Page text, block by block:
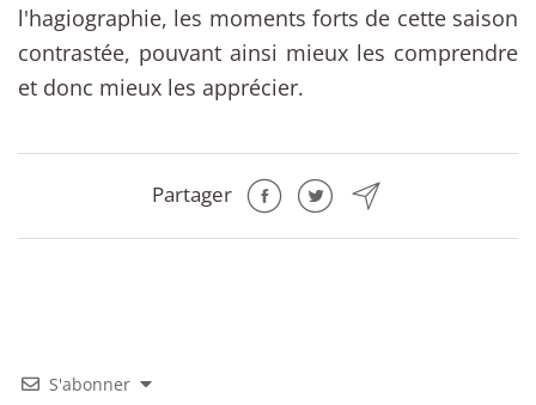
l'hagiographie, les moments forts de cette saison
contrastée, pouvant ainsi mieux les comprendre
et donc mieux les apprécier.
Partager
S'abonner